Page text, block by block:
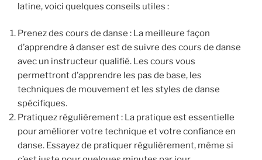
latine, voici quelques conseils utiles :
Prenez des cours de danse : La meilleure façon
d’apprendre à danser est de suivre des cours de danse
avec un instructeur qualifié. Les cours vous
permettront d’apprendre les pas de base, les
techniques de mouvement et les styles de danse
spécifiques.
Pratiquez régulièrement : La pratique est essentielle
pour améliorer votre technique et votre confiance en
danse. Essayez de pratiquer régulièrement, même si